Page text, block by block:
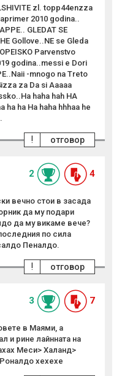
zl. topp44enzza
2010 godina..
GLEDAT SE
Gollove..NE se Gleda
Parvenstvo
godina..messi e Dori
-mnogo na Treto
za Da si Aaaaa
haha hah HA
ha ha Ha haha hhhaa he
отговор
!
2 4
вечно стои в засада
да му подари
да му викаме вече?
по сила
Пеналдо.
отговор
!
3 7
в Маями, а
и рине лайнната на
Меси> Халанд>
хехехе